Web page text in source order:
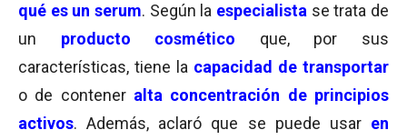
qué es un serum. Según la especialista se trata de
un producto cosmético
que, por sus
características, tiene la capacidad de transportar
o de contener alta concentración de principios
activos. Además, aclaró que se puede usar en